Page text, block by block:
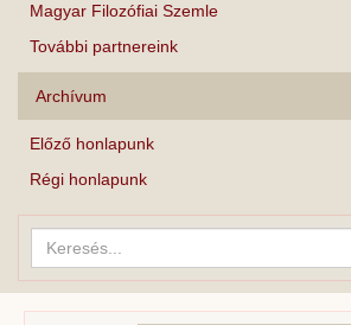
Magyar Filozófiai Szemle
További partnereink
Archívum
Előző honlapunk
Régi honlapunk
Keresés...